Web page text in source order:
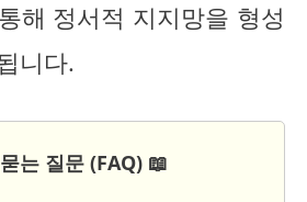
해 정서적 지지망을 형성
니다.
는 질문 (FAQ) 📖